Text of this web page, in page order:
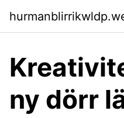
ny dörr